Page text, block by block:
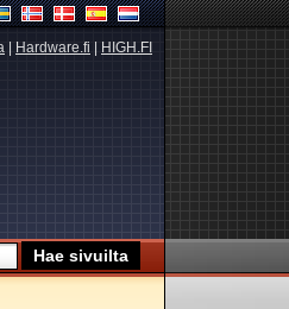
Hardware.fi HIGH.FI